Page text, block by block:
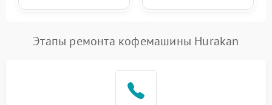
Этапы ремонта кофемашины Hurakan